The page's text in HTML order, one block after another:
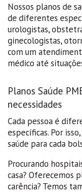
Nossos planos de
de diferentes
urologistas,
ginecologistas,
com um
médico até
Planos Saúde
necessidades
Cada pessoa é
específicas. Por
saúde para cada
Procurando
casa? Oferecemos
carência? Temos